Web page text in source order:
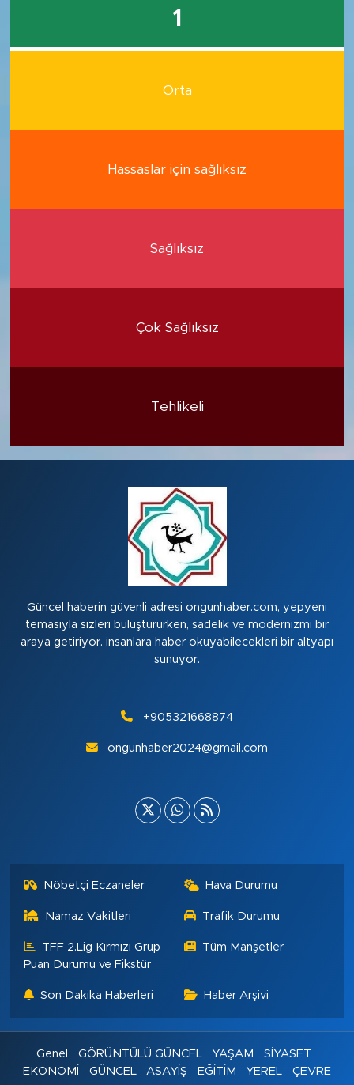
1
Orta
Hassaslar için sağlıksız
Sağlıksız
Çok Sağlıksız
Tehlikeli
Güncel haberin güvenli adresi ongunhaber.com, yepyeni
temasıyla sizleri buluştururken, sadelik ve modernizmi bir
araya getiriyor. insanlara haber okuyabilecekleri bir altyapı
sunuyor.
+905321668874
ongunhaber2024@gmail.com
Nöbetçi Eczaneler Hava Durumu
Namaz Vakitleri Trafik Durumu
TFF 2.Lig Kırmızı Grup
Puan Durumu ve Fikstür
Tüm Manşetler
Son Dakika Haberleri Haber Arşivi
Genel GÖRÜNTÜLÜ GÜNCEL YAŞAM
SİYASET
EKONOMİ
GÜNCEL ASAYİŞ EĞİTİM YEREL ÇEVRE